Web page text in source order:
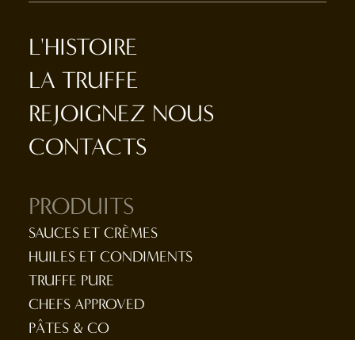
L'HISTOIRE
LA TRUFFE
REJOIGNEZ NOUS
CONTACTS
PRODUITS
SAUCES ET CRÈMES
HUILES ET CONDIMENTS
TRUFFE PURE
CHEFS APPROVED
PÂTES & CO